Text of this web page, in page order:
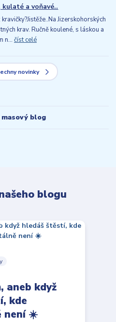
kulaté a voňavé..
Jizerskohorských
krav. Ručně koulené, s láskou a
n... číst celé
novinky
blog
blogu
aneb když
kde
není ☀️